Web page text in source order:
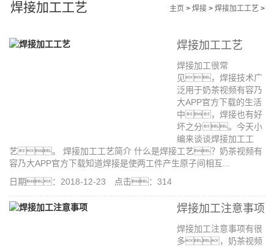
单
焊接加工工艺 主页 > 焊接 > 焊接加工工艺 >
焊接加工工艺
焊接加工很常
见，焊接技术广
泛用于奶茶视频有容乃
大APP官方下载的生活
中，焊接也有好
坏之分。今天小
编来谈谈焊接加工工
艺。 焊接加工工艺简介 什么是焊接工艺？奶茶视频有
容乃大APP官方下载知道焊接是使两工件产生原子间相互...
日期：2018-12-23 点击：314
焊接加工注意事项
焊接加工注意事项有很
多，奶茶视频